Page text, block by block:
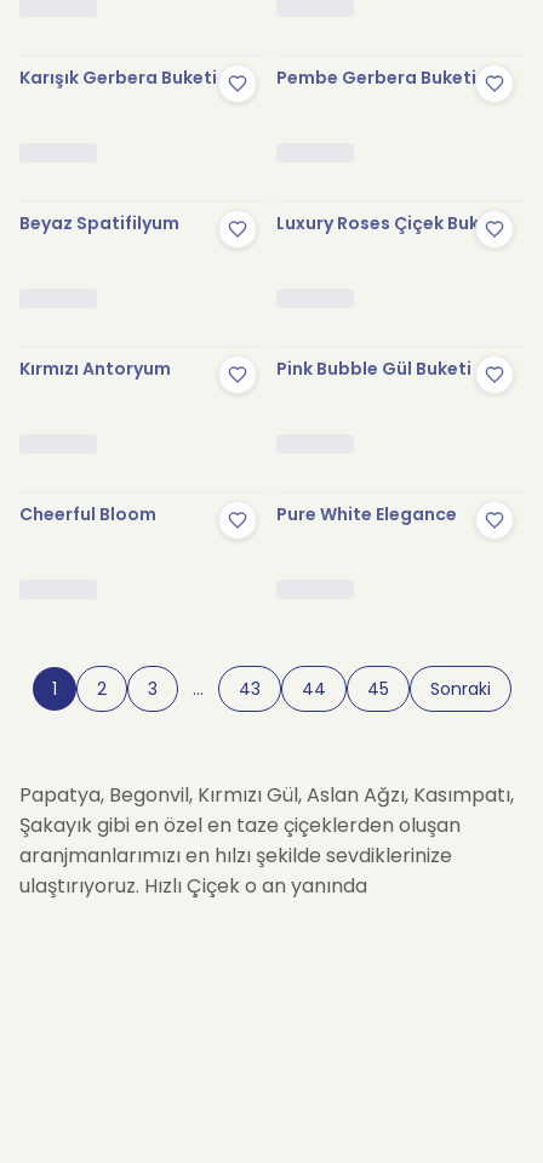
Karışık Gerbera Buketi Pembe Gerbera Buketi
Beyaz Spatifilyum Luxury Roses Çiçek Buketi
Kırmızı Antoryum Pink Bubble Gül Buketi
Cheerful Bloom Pure White Elegance
1 2 3 … 43 44 45 Sonraki
Papatya, Begonvil, Kırmızı Gül, Aslan Ağzı, Kasımpatı,
Şakayık gibi en özel en taze çiçeklerden oluşan
aranjmanlarımızı en hılzı şekilde sevdiklerinize
ulaştırıyoruz. Hızlı Çiçek o an yanında